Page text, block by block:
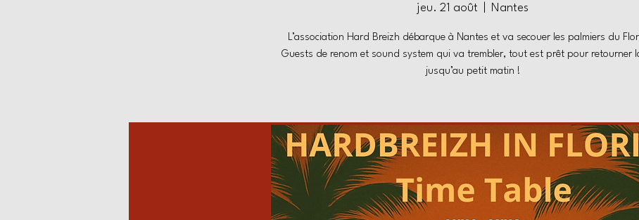
jeu. 21 août Nantes
L’association Hard Breizh débarque à Nantes et va secouer les palmiers du
Guests de renom et sound system qui va trembler, tout est prêt pour retourner
jusqu’au petit matin !